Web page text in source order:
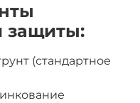
защиты:
(стандартное